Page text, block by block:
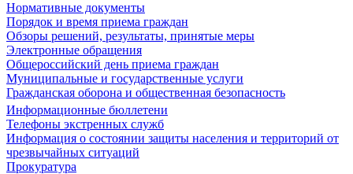
Нормативные документы
Порядок и время приема граждан
Обзоры решений, результаты, принятые меры
Электронные обращения
Общероссийский день приема граждан
Муниципальные и государственные услуги
Гражданская оборона и общественная безопасность
Информационные бюллетени
Телефоны экстренных служб
Информация о состоянии защиты населения и территорий от
чрезвычайных ситуаций
Прокуратура